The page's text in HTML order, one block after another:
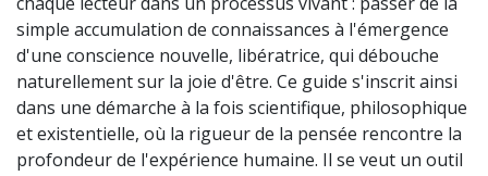
simple accumulation de connaissances à l'émergence
d'une conscience nouvelle, libératrice, qui débouche
naturellement sur la joie d'être. Ce guide s'inscrit ainsi
dans une démarche à la fois scientifique, philosophique
et existentielle, où la rigueur de la pensée rencontre la
profondeur de l'expérience humaine. Il se veut un outil